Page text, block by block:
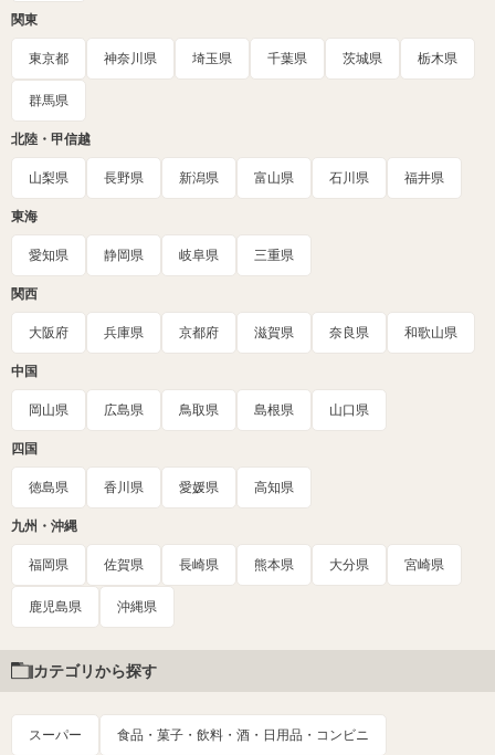
関東
東京都 神奈川県 埼玉県 千葉県 茨城県 栃木県
群馬県
北陸・甲信越
山梨県 長野県 新潟県 富山県 石川県 福井県
東海
愛知県 静岡県 岐阜県 三重県
関西
大阪府 兵庫県 京都府 滋賀県 奈良県 和歌山県
中国
岡山県 広島県 鳥取県 島根県 山口県
四国
徳島県 香川県 愛媛県 高知県
九州・沖縄
福岡県 佐賀県 長崎県 熊本県 大分県 宮崎県
鹿児島県 沖縄県
カテゴリから探す
スーパー 食品・菓子・飲料・酒・日用品・コンビニ